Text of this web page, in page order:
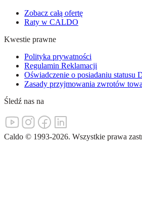
Zobacz całą ofertę
Raty w CALDO
Kwestie prawne
Polityka prywatności
Regulamin Reklamacji
Oświadczenie o posiadaniu statusu
Zasady przyjmowania zwrotów
Śledź nas na
Caldo © 1993-2026. Wszystkie prawa